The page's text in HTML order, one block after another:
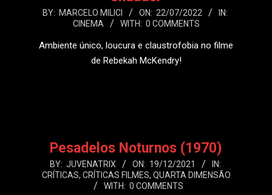
2022-
22
BY: MARCELO MILICI ON: 22/07/2022
IN:
CINEMA
WITH: 0 COMMENTS
Ambiente único, loucura e claustrofobia no filme
de Rebekah McKendry!
Pesadelos Noturnos (1970)
2021-
12-
BY: JUVENATRIX ON: 19/12/2021
IN:
CRÍTICAS, CRÍTICAS FILMES, QUARTA DIMENSÃO
WITH: 0 COMMENTS